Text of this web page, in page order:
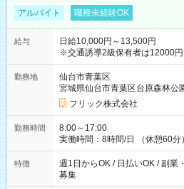
アルバイト 職種未経験OK
給与
日給10,000円～13,500円
※交通誘導2級保有者は12000
【試用期間】試用期間なし
勤務地
仙台市青葉区
宮城県仙台市青葉区台原森林公
フリック株式会社
勤務時間
8:00～17:00
実働時間：8時間/日 （休憩60分） 残
募集は行っておりません。予め
特徴
週1日からOK / 日払いOK / 副業
募集